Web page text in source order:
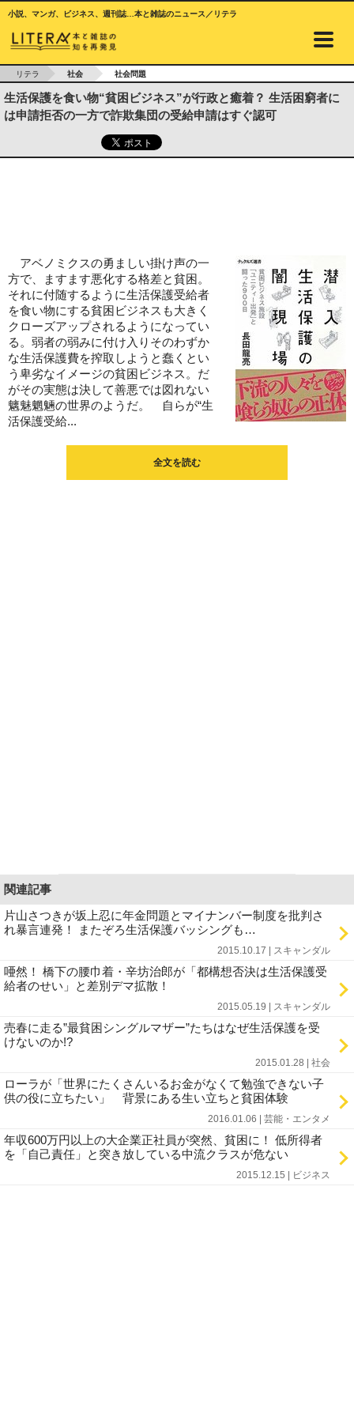
小説、マンガ、ビジネス、週刊誌…本と雑誌のニュース／リテラ
リテラ 社会 社会問題
生活保護を食い物“貧困ビジネス”が行政と癒着？ 生活困窮者に
は申請拒否の一方で詐欺集団の受給申請はすぐ認可
アベノミクスの勇ましい掛け声の一
方で、ますます悪化する格差と貧困。
それに付随するように生活保護受給者
を食い物にする貧困ビジネスも大きく
クローズアップされるようになってい
る。弱者の弱みに付け入りそのわずか
な生活保護費を搾取しようと蠢くとい
う卑劣なイメージの貧困ビジネス。だ
がその実態は決して善悪では図れない
魑魅魍魎の世界のようだ。 自らが“生
活保護受給...
全文を読む
関連記事
片山さつきが坂上忍に年金問題とマイナンバー制度を批判さ
れ暴言連発！ またぞろ生活保護バッシングも…
2015.10.17 | スキャンダル
唖然！ 橋下の腰巾着・辛坊治郎が「都構想否決は生活保護受
給者のせい」と差別デマ拡散！
2015.05.19 | スキャンダル
売春に走る”最貧困シングルマザー”たちはなぜ生活保護を受
けないのか!?
2015.01.28 | 社会
ローラが「世界にたくさんいるお金がなくて勉強できない子
供の役に立ちたい」 背景にある生い立ちと貧困体験
2016.01.06 | 芸能・エンタメ
年収600万円以上の大企業正社員が突然、貧困に！ 低所得者
を「自己責任」と突き放している中流クラスが危ない
2015.12.15 | ビジネス